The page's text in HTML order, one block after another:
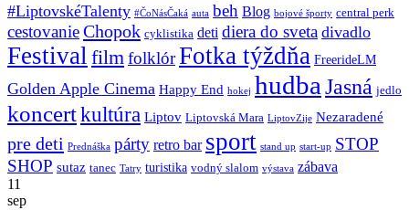
#LiptovskéTalenty #ČoNásČaká auta beh Blog bojové športy central perk
cestovanieChopok cyklistika deti diera do sveta divadlo
Festival filmfolklórFotka týždňa FreerideLM
Golden Apple Cinema Happy End hokej hudba Jasná jedlo
koncertkultúra Liptov Liptovská Mara LiptovZije Nezaradené
pre deti Prednáška párty retro bar sport stand up start-up STOP
SHOP sutaz tanec Tatry turistika vodný slalom výstava zábava
11
sep